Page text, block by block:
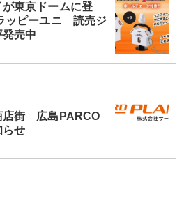
東京ドームに登
ッピーユニ 読売ジ
売中
店街 広島PARCO
らせ